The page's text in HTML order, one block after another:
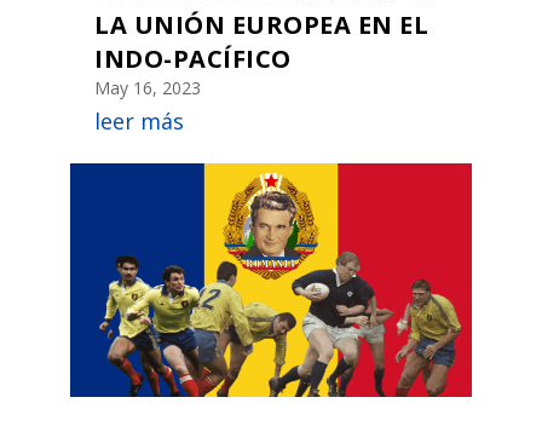
LA UNIÓN EUROPEA EN EL
INDO-PACÍFICO
May 16, 2023
leer más